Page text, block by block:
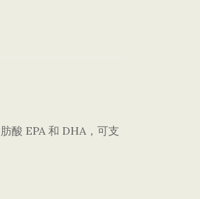
酸 EPA 和 DHA，可支